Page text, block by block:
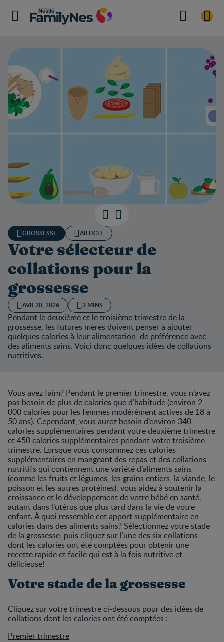
GROSSESSE ARTICLE
Votre sélecteur de
collations pour la
grossesse
AVR 20, 2026 3 MINS
Pendant le deuxième et le troisième trimestre de la
grossesse, les futures mères doivent penser à ajouter
quelques calories à leur alimentation, de préférence avec
des aliments sains. Voici donc quelques idées de collations
nutritives.
Vous avez faim? Pendant le premier trimestre, vous n’avez
pas besoin de plus de calories que d’habitude (environ 2
000 calories pour les femmes modérément actives de 18 à
50 ans). Cependant, vous aurez besoin d’environ 340
calories supplémentaires pendant votre deuxième trimestre
et 450 calories supplémentaires pendant votre troisième
trimestre. Lorsque vous consommez ces calories
supplémentaires en mangeant des repas et des collations
nutritifs qui contiennent une variété d’aliments sains
(comme les fruits et légumes, les grains entiers, la viande, le
poisson et les autres protéines), vous aidez à soutenir la
croissance et le développement de votre bébé en santé,
autant dans l’utérus que plus tard dans la vie de votre
enfant. À quoi ressemble cet apport supplémentaire en
calories dans des aliments sains? Sélectionnez votre stade
de la grossesse, puis cliquez sur l’une des six collations
dont les calories ont été comptées pour obtenir une
recette rapide et facile qui est à la fois nutritive et
délicieuse!
Votre stade de la grossesse
Cliquez sur votre trimestre ci-dessous pour des idées de
collations dont les calories ont été comptées :
Premier trimestre